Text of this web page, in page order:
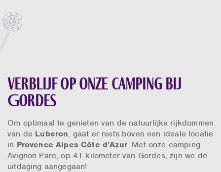
Verblijf op onze camping bij
Gordes
Om optimaal te genieten van de natuurlijke rijkdommen
van de Luberon, gaat er niets boven een ideale locatie
in Provence Alpes Côte d’Azur. Met onze camping
Avignon Parc, op 41 kilometer van Gordes, zijn we de
uitdaging aangegaan!